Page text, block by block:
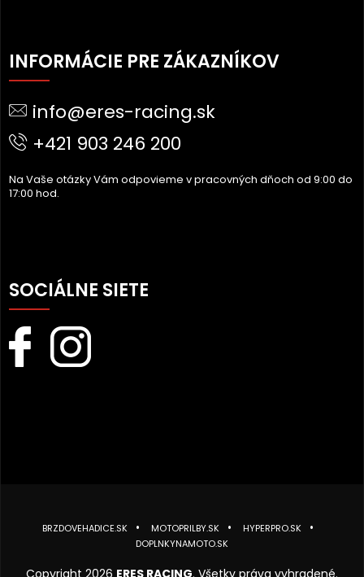
Á
P
T
INFORMÁCIE PRE ZÁKAZNÍKOV
info@eres-racing.sk
+421 903 246 200
Na Vaše otázky Vám odpovieme v pracovných dňoch od 9:00 do
17:00 hod.
SOCIÁLNE SIETE
BRZDOVEHADICE.SK MOTOPRILBY.SK
HYPERPRO.SK
DOPLNKYNAMOTO.SK
Copyright 2026 ERES RACING. Všetky práva vyhradené.